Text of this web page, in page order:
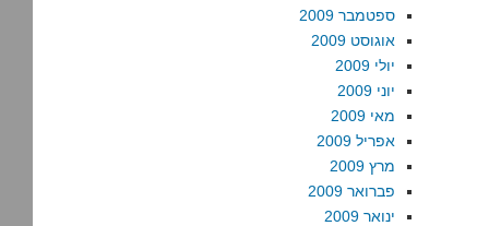
ספטמבר 2009
אוגוסט 2009
יולי 2009
יוני 2009
מאי 2009
אפריל 2009
מרץ 2009
פברואר 2009
ינואר 2009